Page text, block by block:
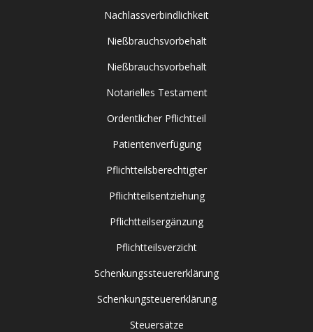
Nachlassverbindlichkeit
Nießbrauchsvorbehalt
Nießbrauchsvorbehalt
Notarielles Testament
Ordentlicher Pflichtteil
Patientenverfügung
Pflichtteilsberechtigter
Pflichtteilsentziehung
Pflichtteilsergänzung
Pflichtteilsverzicht
Schenkungssteuererklärung
Schenkungsteuererklärung
Steuersätze